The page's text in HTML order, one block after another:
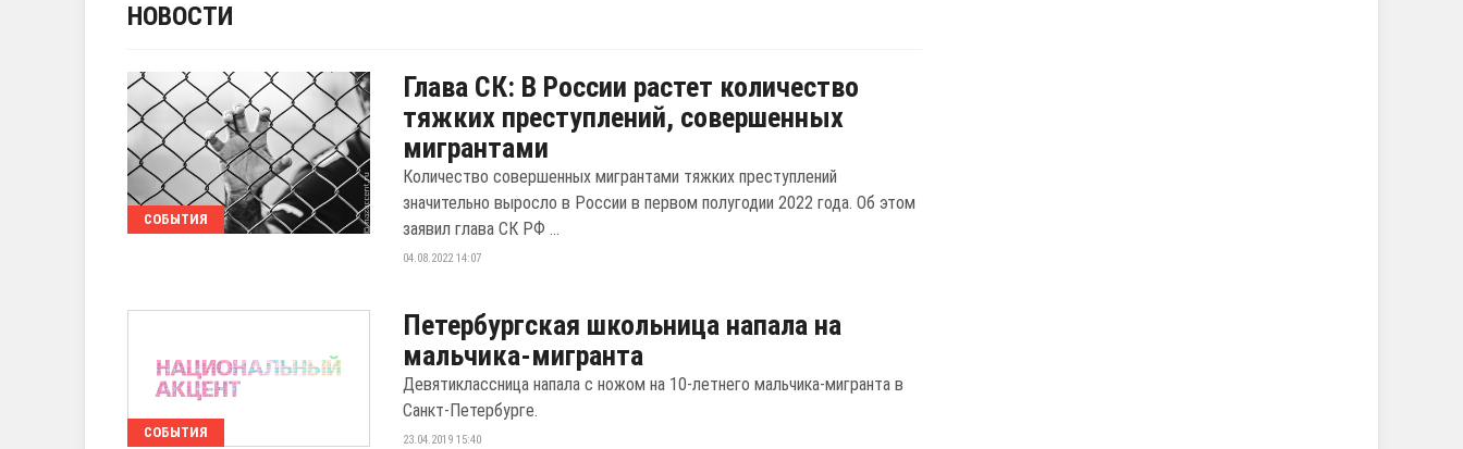
НОВОСТИ
СОБЫТИЯ
Глава СК: В России растет количество
тяжких преступлений, совершенных
мигрантами
Количество совершенных мигрантами тяжких преступлений
значительно выросло в России в первом полугодии 2022 года. Об этом
заявил глава СК РФ ...
04.08.2022 14:07
СОБЫТИЯ
Петербургская школьница напала на
мальчика-мигранта
Девятиклассница напала с ножом на 10-летнего мальчика-мигранта в
Санкт-Петербурге.
23.04.2019 15:40